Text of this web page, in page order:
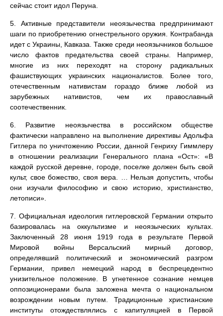
сейчас стоит идол Перуна.
5. Активные представители неоязычества предпринимают
шаги по приобретению огнестрельного оружия. Контрабанда
идет с Украины, Кавказа. Также среди неоязычников большое
число фактов предательства своей страны. Например,
многие из них переходят на сторону радикальных
фашиствующих украинских националистов. Более того,
отечественным нативистам гораздо ближе любой из
зарубежных нативистов, чем их православный
соотечественник.
6. Развитие неоязычества в российском обществе
фактически направлено на выполнение директивы Адольфа
Гитлера по уничтожению России, данной Генриху Гиммлеру
в отношении реализации Генерального плана «Ост»: «В
каждой русской деревне, городе, поселке должен быть свой
культ, свое божество, своя вера. … Нельзя допустить, чтобы
они изучали философию и свою историю, христианство,
летописи».
7. Официальная идеология гитлеровской Германии открыто
базировалась на оккультизме и неоязыческих культах.
Заключенный 28 июня 1919 года в результате Первой
Мировой войны Версальский мирный договор,
определявший политический и экономический разгром
Германии, привел немецкий народ в беспрецедентно
унизительное положение. В угнетенное сознание немцев
оппозиционерами была заложена мечта о национальном
возрождении новым путем. Традиционные христианские
институты отождествлялись с капитуляцией в Первой